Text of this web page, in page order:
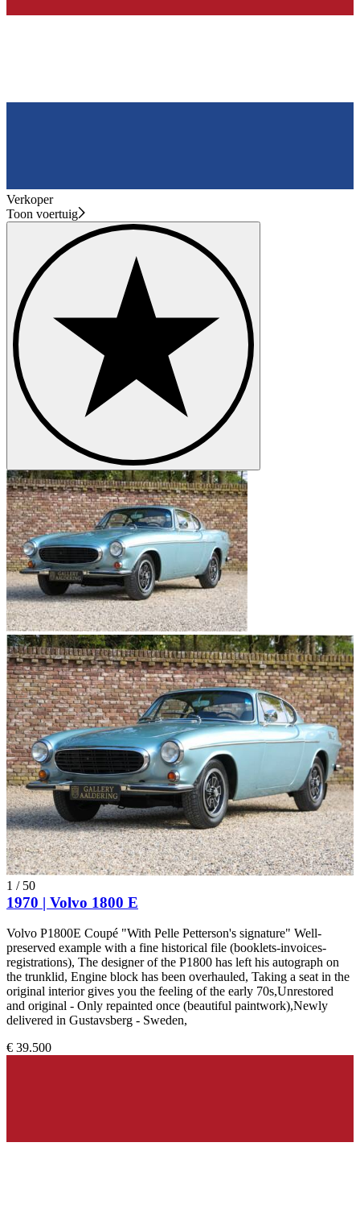
Verkoper
Toon voertuig
1 / 50
1970 | Volvo 1800 E
Volvo P1800E Coupé "With Pelle Petterson's signature" Well-
preserved example with a fine historical file (booklets-invoices-
registrations), The designer of the P1800 has left his autograph on
the trunklid, Engine block has been overhauled, Taking a seat in the
original interior gives you the feeling of the early 70s,Unrestored
and original - Only repainted once (beautiful paintwork),Newly
delivered in Gustavsberg - Sweden,
€ 39.500